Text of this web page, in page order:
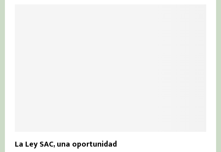
La Ley SAC, una oportunidad